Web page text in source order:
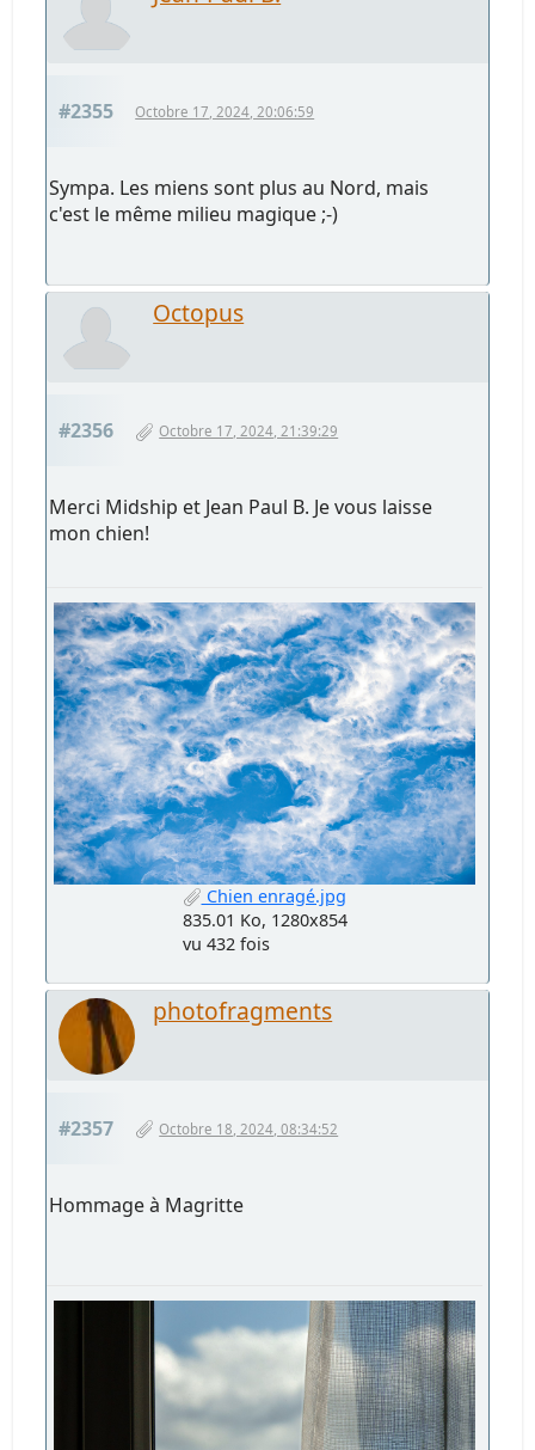
#2355 Octobre 17, 2024, 20:06:59
Sympa. Les miens sont plus au Nord, mais
c'est le même milieu magique ;-)
Octopus
#2356 Octobre 17, 2024, 21:39:29
Merci Midship et Jean Paul B. Je vous laisse
mon chien!
Chien enragé.jpg
835.01 Ko, 1280x854
vu 432 fois
photofragments
#2357 Octobre 18, 2024, 08:34:52
Hommage à Magritte